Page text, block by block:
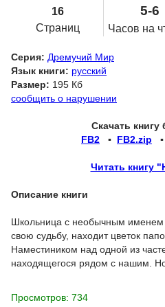
16
Страниц
5-6
Часов на
Серия: Дремучий Мир
Язык книги: русский
Размер: 195 Кб
сообщить о нарушении
Скачать книгу
FB2 ▪ FB2.zip ▪
Читать книгу
Описание книги
Школьница с необычным именем
свою судьбу, находит цветок
Наместиником над одной из
находящегося рядом с нашим.
Просмотров: 734